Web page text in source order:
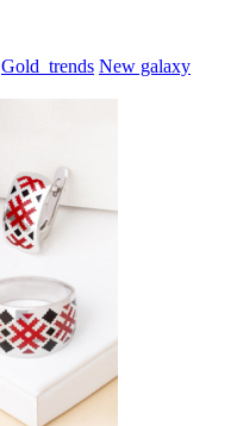
Gold_trends New galaxy